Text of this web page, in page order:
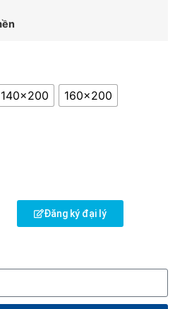
140x200
160x200
Đăng ký đại lý